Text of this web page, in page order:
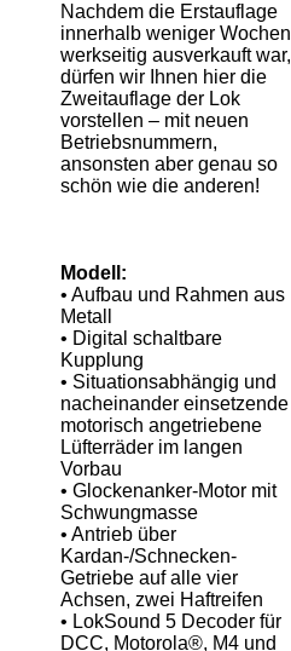
Nachdem die Erstauflage
innerhalb weniger Wochen
werkseitig ausverkauft war,
dürfen wir Ihnen hier die
Zweitauflage der Lok
vorstellen – mit neuen
Betriebsnummern,
ansonsten aber genau so
schön wie die anderen!
Modell :
• Aufbau und Rahmen aus
Metall
• Digital schaltbare
Kupplung
• Situationsabhängig und
nacheinander einsetzende
motorisch angetriebene
Lüfterräder im langen
Vorbau
• Glockenanker-Motor mit
Schwungmasse
• Antrieb über
Kardan-/Schnecken-
Getriebe auf alle vier
Achsen, zwei Haftreifen
• LokSound 5 Decoder für
DCC, Motorola®, M4 und